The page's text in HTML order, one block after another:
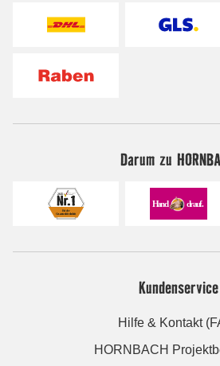
Darum zu
Kundenservice
Hilfe & Kontakt
HORNBACH